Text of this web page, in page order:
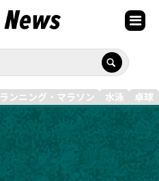
ランニング・マラソン 水泳 卓球